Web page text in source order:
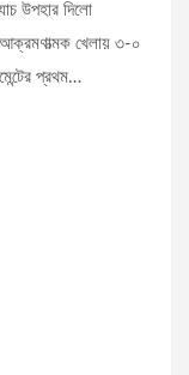
উপহার দিলো
আক্রমণাত্মক খেলায় ৩-০
প্রথম…